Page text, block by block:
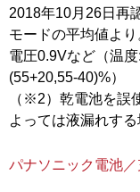
2018年10月26日再
モードの平均値よ
電圧0.9Vなど（温
(55+20,55-40)%）
（※2）乾電池を誤
よっては液漏れする
パナソニック電池